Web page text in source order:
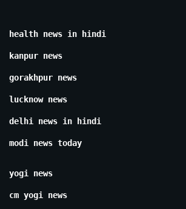
health news in hindi
kanpur news
gorakhpur news
lucknow news
delhi news in hindi
modi news today
yogi news
cm yogi news